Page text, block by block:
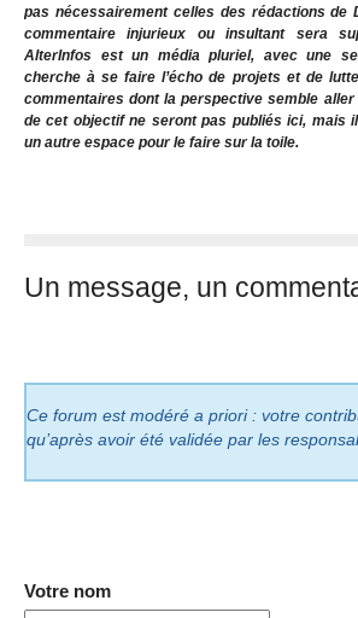
pas nécessairement celles des rédactions de
commentaire injurieux ou insultant sera
AlterInfos est un média pluriel, avec une
cherche à se faire l’écho de projets et de
commentaires dont la perspective semble
de cet objectif ne seront pas publiés ici, mais
un autre espace pour le faire sur la toile.
Un message, un
Ce forum est modéré a priori : votre
qu’après avoir été validée par les
Votre nom